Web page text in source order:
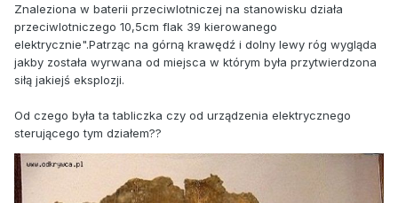
Znaleziona w baterii przeciwlotniczej na stanowisku działa
przeciwlotniczego 10,5cm flak 39 kierowanego
elektrycznie".Patrząc na górną krawędź i dolny lewy róg wygląda
jakby została wyrwana od miejsca w którym była przytwierdzona
siłą jakiejś eksplozji.
Od czego była ta tabliczka czy od urządzenia elektrycznego
sterującego tym działem??